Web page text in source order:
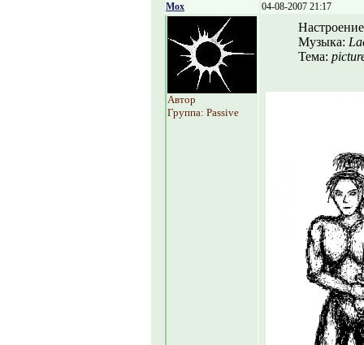
Mox 04-08-2007 21:17
Автор
Группа: Passive
Музыка:
Тема: